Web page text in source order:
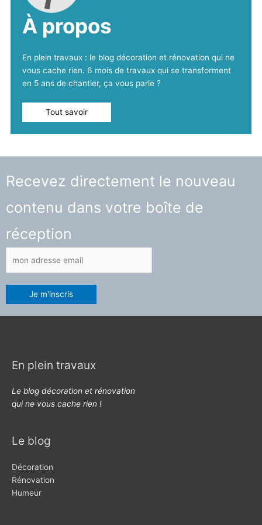
À propos
En plein travaux : le blog décoration et rénovation qui ne
vous cache rien. 6 mois de travaux qui se transforment
en 5 ans de chantier, ça vous parle ?
Tout savoir
Recevez directement le nouveau
contenu dans votre boîte de
réception
En plein travaux
Le blog décoration et rénovation
qui ne vous cache rien !
Le blog
Décoration
Rénovation
Humeur